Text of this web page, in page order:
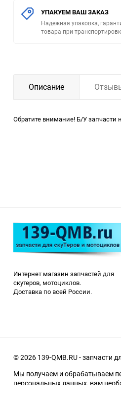
УПАКУЕМ ВАШ ЗАКАЗ
Надежная упаковка,
товара при
Описание
Обратите внимание! Б/У запчасти
Интернет магазин запчастей для
скутеров, мотоциклов.
Доставка по всей России.
© 2026 139-QMB.RU - запчасти
Мы получаем и обрабатываем
персональных данных, вам